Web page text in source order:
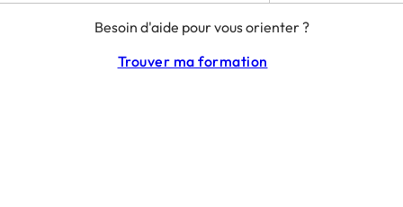
Besoin d'aide pour vous orienter ?
Trouver ma formation
RGPD